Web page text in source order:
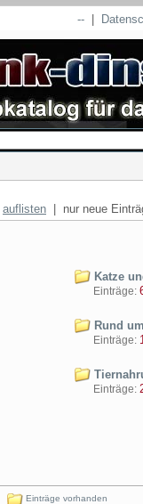
--
auflisten | nur neue
Katze
Einträge:
Rund
Einträge:
Einträge:
Einträge vorhanden